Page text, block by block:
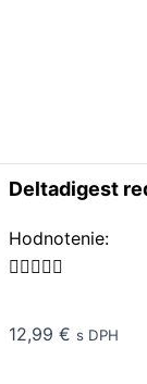
Deltadigest
Hodnotenie:

Rated
of
12,99 € s DPH